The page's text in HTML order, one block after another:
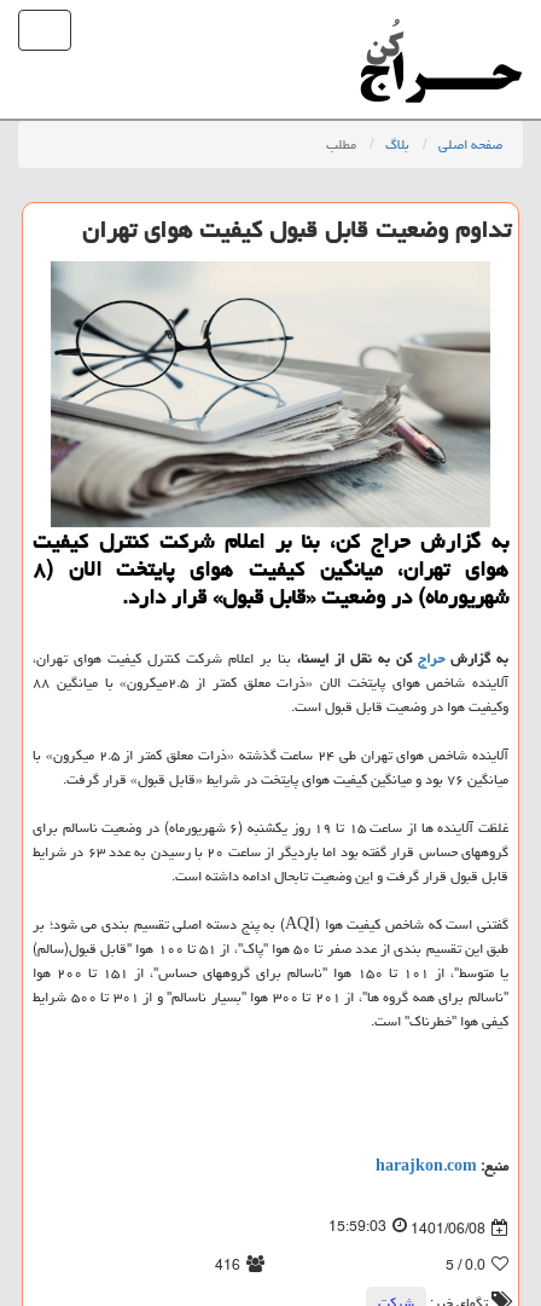
صفحه اصلی بلاگ مطلب
تداوم وضعیت قابل قبول کیفیت هوای تهران
به گزارش حراج کن، بنا بر اعلام شرکت کنترل کیفیت
هوای تهران، میانگین کیفیت هوای پایتخت الان (۸
شهریورماه) در وضعیت «قابل قبول» قرار دارد.
به گزارشحراجکن به نقل از ایسنا، بنا بر اعلام شرکت کنترل کیفیت هوای تهران،
آلاینده شاخص هوای پایتخت الان «ذرات معلق کمتر از ۲.۵میکرون» با میانگین ۸۸
وکیفیت هوا در وضعیت قابل قبول است.
آلاینده شاخص هوای تهران طی ۲۴ ساعت گذشته «ذرات معلق کمتر از ۲.۵ میکرون» با
میانگین ۷۶ بود و میانگین کیفیت هوای پایتخت در شرایط «قابل قبول» قرار گرفت.
غلظت آلاینده ها از ساعت ۱۵ تا ۱۹ روز یکشنبه (۶ شهریورماه) در وضعیت ناسالم برای
گروههای حساس قرار گفته بود اما باردیگر از ساعت ۲۰ با رسیدن به عدد ۶۳ در شرایط
قابل قبول قرار گرفت و این وضعیت تابحال ادامه داشته است.
گفتنی است که شاخص کیفیت هوا (AQI) به پنج دسته اصلی تقسیم بندی می شود؛ بر
طبق این تقسیم بندی از عدد صفر تا ۵۰ هوا "پاک"، از ۵۱ تا ۱۰۰ هوا "قابل قبول(سالم)
یا متوسط"، از ۱۰۱ تا ۱۵۰ هوا "ناسالم برای گروههای حساس"، از ۱۵۱ تا ۲۰۰ هوا
"ناسالم برای همه گروه ها"، از ۲۰۱ تا ۳۰۰ هوا "بسیار ناسالم" و از ۳۰۱ تا ۵۰۰ شرایط
کیفی هوا "خطرناک" است.
منبع:harajkon.com
1401/06/08
15:59:03
0.0
/ 5
416